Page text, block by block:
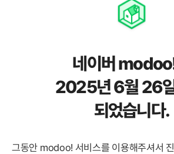
네이버
2025년 6월 26
되었습니다.
그동안 modoo! 서비스를 이용해주셔서